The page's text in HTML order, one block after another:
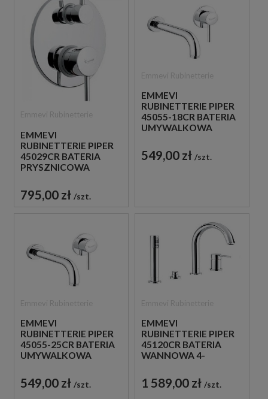
EMMEVI
RUBINETTERIE PIPER
45029CR BATERIA
PRYSZNICOWA
DROŻNA
JEDNOUCHWYTOWA
795,00 zł szt.
EMMEVI
RUBINETTERIE PIPER
45055-18CR BATERIA
UMYWALKOWA
JEDNOUCHWYTOWA
CHROM
549,00 zł szt.
EMMEVI
RUBINETTERIE PIPER
45055-25CR BATERIA
UMYWALKOWA
JEDNOUCHWYTOWA
CHROM
549,00 zł szt.
EMMEVI
RUBINETTERIE PIPER
45120CR BATERIA
WANNOWA 4-
JEDNOUCHWYTOWA
CHROM
1 589,00 zł szt.